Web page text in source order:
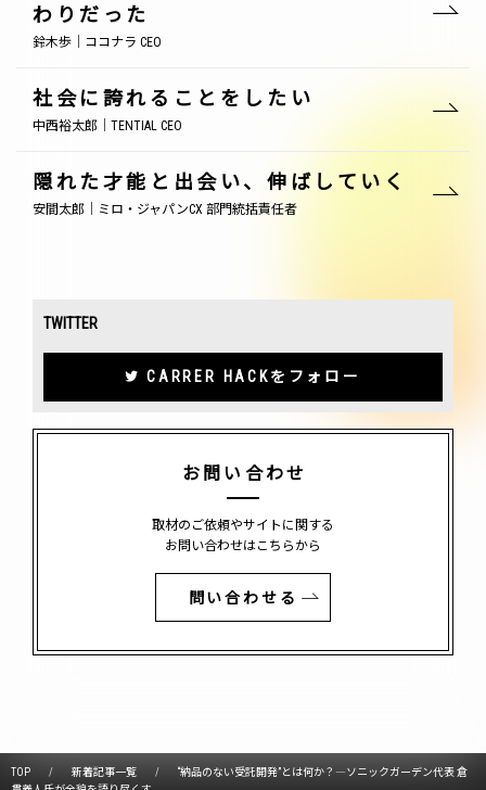
わりだった
鈴木歩｜ココナラ CEO
社会に誇れることをしたい
中西裕太郎｜TENTIAL CEO
隠れた才能と出会い、伸ばしていく
安間太郎｜ミロ・ジャパンCX 部門統括責任者
TWITTER
CARRER HACKをフォロー
お問い合わせ
取材のご依頼やサイトに関する
お問い合わせはこちらから
問い合わせる
TOP 新着記事一覧
“納品のない受託開発”とは何か？―ソニックガーデン代表 倉